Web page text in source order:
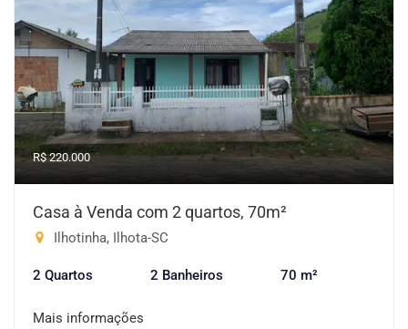
R$ 220.000
Casa à Venda com 2 quartos, 70m²
Ilhotinha, Ilhota-SC
2 Quartos 2 Banheiros 70 m²
Mais informações